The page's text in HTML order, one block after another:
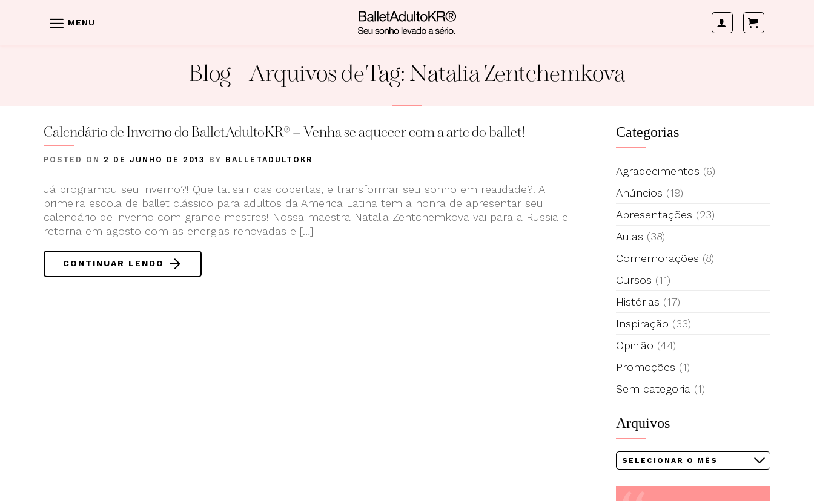
MENU
Blog- Arquivos de Tag:Natalia Zentchemkova
Calendário de Inverno do BalletAdultoKR® – Venha se aquecer com a arte do ballet!
POSTED ON 2 DE JUNHO DE 2013 BY BALLETADULTOKR
Já programou seu inverno?! Que tal sair das cobertas, e transformar seu sonho em realidade?! A
primeira escola de ballet clássico para adultos da America Latina tem a honra de apresentar seu
calendário de inverno com grande mestres! Nossa maestra Natalia Zentchemkova vai para a Russia e
retorna em agosto com as energias renovadas e […]
CONTINUAR LENDO
Categorias
Agradecimentos (6)
Anúncios (19)
Apresentações (23)
Aulas (38)
Comemorações (8)
Cursos (11)
Histórias (17)
Inspiração (33)
Opinião (44)
Promoções (1)
Sem categoria (1)
Arquivos
Arquivos